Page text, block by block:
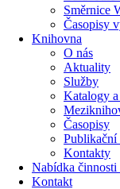
Směrnice
Časopisy
Knihovna
O nás
Aktuality
Služby
Katalogy a
Časopisy
Publikační
Kontakty
Nabídka činnosti
Kontakt